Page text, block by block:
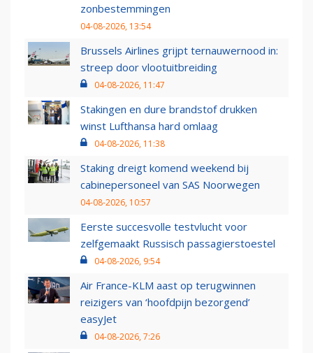
zonbestemmingen
04-08-2026, 13:54
Brussels Airlines grijpt ternauwernood in:
streep door vlootuitbreiding
04-08-2026, 11:47
Stakingen en dure brandstof drukken
winst Lufthansa hard omlaag
04-08-2026, 11:38
Staking dreigt komend weekend bij
cabinepersoneel van SAS Noorwegen
04-08-2026, 10:57
Eerste succesvolle testvlucht voor
zelfgemaakt Russisch passagierstoestel
04-08-2026, 9:54
Air France-KLM aast op terugwinnen
reizigers van ‘hoofdpijn bezorgend’
easyJet
04-08-2026, 7:26